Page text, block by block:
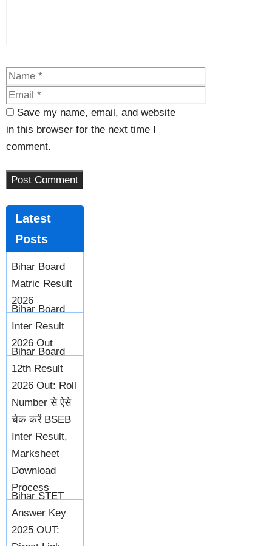
Save my name, email, and website
in this browser for the next time I
comment.
Latest
Posts
Bihar Board
Matric Result
2026
Bihar Board
Inter Result
2026 Out
Bihar Board
12th Result
2026 Out: Roll
Number से ऐसे
चेक करें BSEB
Inter Result,
Marksheet
Download
Process
Bihar STET
Answer Key
2025 OUT: